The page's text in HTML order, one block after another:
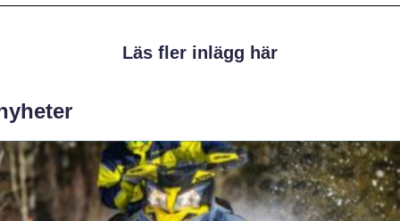
Läs fler inlägg här